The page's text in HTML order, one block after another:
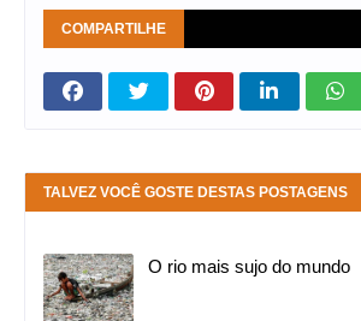
COMPARTILHE
TALVEZ VOCÊ GOSTE DESTAS POSTAGENS
O rio mais sujo do mundo